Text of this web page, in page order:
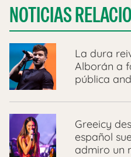
NOTICIAS
La dura
Alborán a
pública
Greeicy
español
admiro un